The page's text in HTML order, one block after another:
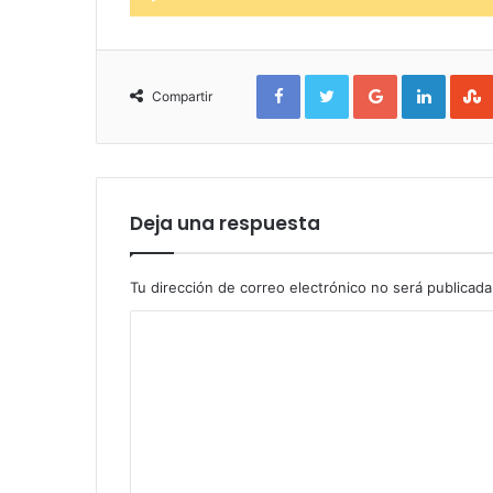
de
Compartir
FacebookTwitterGoogle+
Deja una respuesta
Tu dirección de correo electrónico no será